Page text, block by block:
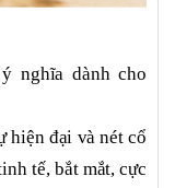
nghĩa dành cho
hiện đại và nét cổ
tế, bắt mắt, cực